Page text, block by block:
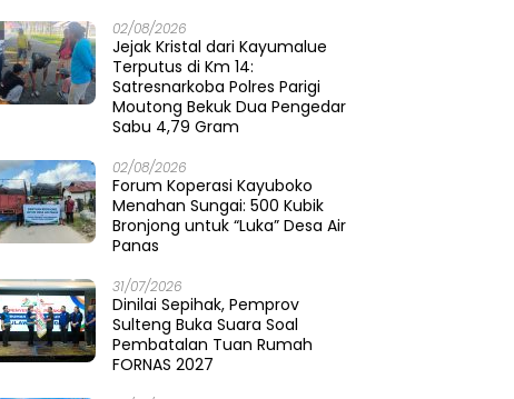
02/08/2026
Jejak Kristal dari Kayumalue
Terputus di Km 14:
Satresnarkoba Polres Parigi
Moutong Bekuk Dua Pengedar
Sabu 4,79 Gram
02/08/2026
Forum Koperasi Kayuboko
Menahan Sungai: 500 Kubik
Bronjong untuk “Luka” Desa Air
Panas
31/07/2026
Dinilai Sepihak, Pemprov
Sulteng Buka Suara Soal
Pembatalan Tuan Rumah
FORNAS 2027